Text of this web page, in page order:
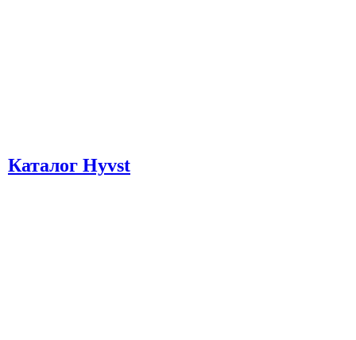
Каталог Hyvst